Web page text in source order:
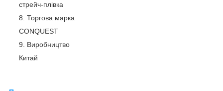
стрейч-плівка
Торгова марка
CONQUEST
Виробництво
Китай